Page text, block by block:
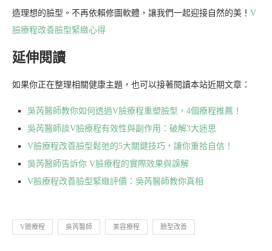
造理想的臉型。不再依賴修圖軟體，讓我們一起迎接自然的美！ V
臉療程改善臉型緊緻心得
延伸閱讀
如果你正在整理相關健康主題，也可以接著閱讀本站近期文章：
吳芮醫師教你如何透過V臉療程重塑臉型，4個療程推薦！
吳芮醫師談V臉療程有效性與副作用：破解3大迷思
V臉療程改善臉型鬆弛的5大關鍵技巧，讓你重拾自信！
吳芮醫師告訴你 V臉療程的實際效果與誤解
V臉療程改善臉型緊緻評價：吳芮醫師教你真相
V臉療程 吳芮醫師 美容療程 臉型改善